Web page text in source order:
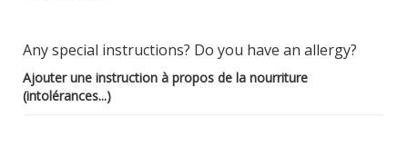
Any special instructions? Do you have an allergy?
Ajouter une instruction à propos de la nourriture
(intolérances...)